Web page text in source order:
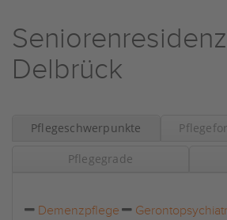
Seniorenresidenz
Delbrück
Pflegeschwerpunkte
Pflegegrade
Demenzpflege